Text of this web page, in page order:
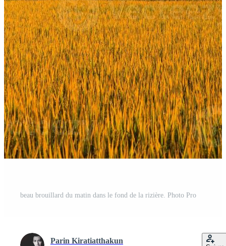
beau brouillard du matin dans le fond de la rizière. Photo Pro
Parin Kiratiatthakun